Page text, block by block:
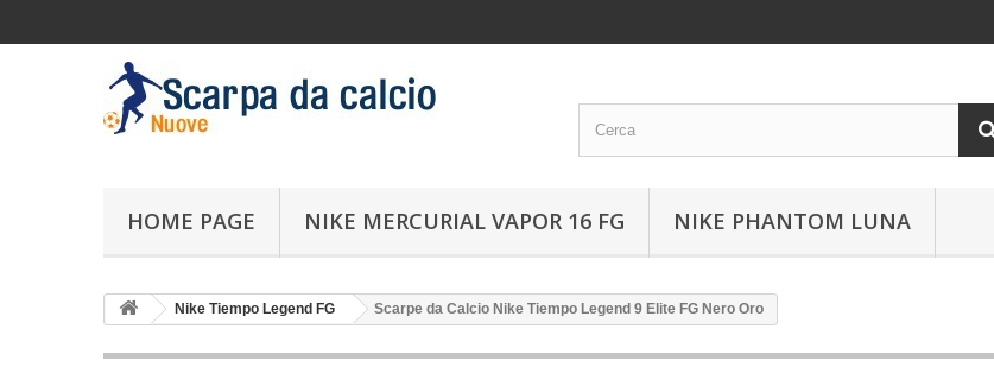
HOME PAGE NIKE MERCURIAL VAPOR 16 FG NIKE PHANTOM LUNA
Nike Tiempo Legend FG Scarpe da Calcio Nike Tiempo Legend 9 Elite FG Nero Oro